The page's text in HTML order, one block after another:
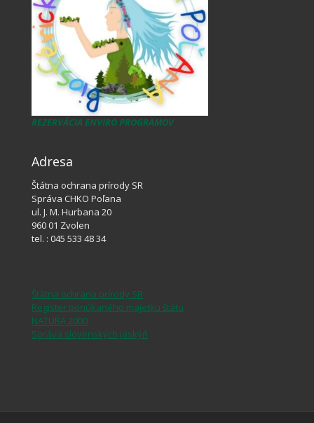
REZERVÁCIA ENVIRO PROGRAMOV
Adresa
Štátna ochrana prírody SR
Správa CHKO Poľana
ul. J. M. Hurbana 20
960 01 Zvolen
tel. : 045 533 48 34
Štátna ochrana prírody SR
Register ponúkaného majetku štátu
NATURA 2000
Správa slovenských jaskýň